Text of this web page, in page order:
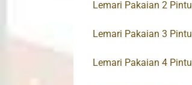
Lemari Pakaian 2 Pintu
Lemari Pakaian 3 Pintu
Lemari Pakaian 4 Pintu